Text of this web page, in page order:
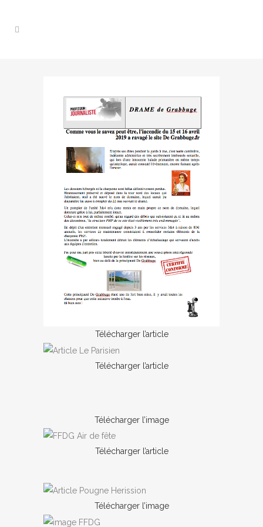
Télécharger l’article
Télécharger l’article
Télécharger l’image
Télécharger l’article
Télécharger l’image